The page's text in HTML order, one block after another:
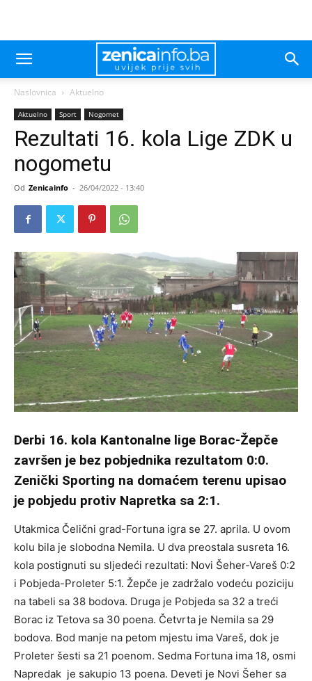
Naslovnica Aktuelno
Aktuelno Sport Nogomet
Rezultati 16. kola Lige ZDK u
nogometu
Od Zenicainfo - 26/04/2022 - 13:40
Derbi 16. kola Kantonalne lige Borac-Žepče
završen je bez pobjednika rezultatom 0:0.
Zenički Sporting na domaćem terenu upisao
je pobjedu protiv Napretka sa 2:1.
Utakmica Čelični grad-Fortuna igra se 27. aprila. U ovom
kolu bila je slobodna Nemila. U dva preostala susreta 16.
kola postignuti su sljedeći rezultati: Novi Šeher-Vareš 0:2
i Pobjeda-Proleter 5:1. Žepče je zadržalo vodeću poziciju
na tabeli sa 38 bodova. Druga je Pobjeda sa 32 a treći
Borac iz Tetova sa 30 poena. Četvrta je Nemila sa 29
bodova. Bod manje na petom mjestu ima Vareš, dok je
Proleter šesti sa 21 poenom. Sedma Fortuna ima 18, osmi
Napredak je sakupio 13 poena. Deveti je Novi Šeher sa